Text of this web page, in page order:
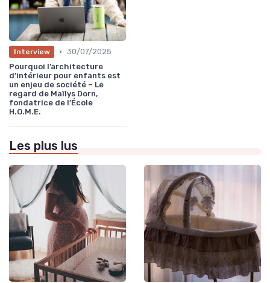
Interview • 30/07/2025
Pourquoi l’architecture
d’intérieur pour enfants est
un enjeu de société – Le
regard de Maïlys Dorn,
fondatrice de l’École
H.O.M.E.
Les plus lus